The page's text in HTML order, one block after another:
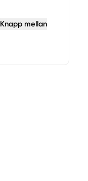
Knapp mellan